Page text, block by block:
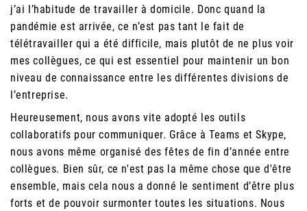
j’ai l’habitude de travailler à domicile. Donc quand la
pandémie est arrivée, ce n’est pas tant le fait de
télétravailler qui a été difficile, mais plutôt de ne plus voir
mes collègues, ce qui est essentiel pour maintenir un bon
niveau de connaissance entre les différentes divisions de
l’entreprise.
Heureusement, nous avons vite adopté les outils
collaboratifs pour communiquer. Grâce à Teams et Skype,
nous avons même organisé des fêtes de fin d’année entre
collègues. Bien sûr, ce n'est pas la même chose que d'être
ensemble, mais cela nous a donné le sentiment d’être plus
forts et de pouvoir surmonter toutes les situations. Nous